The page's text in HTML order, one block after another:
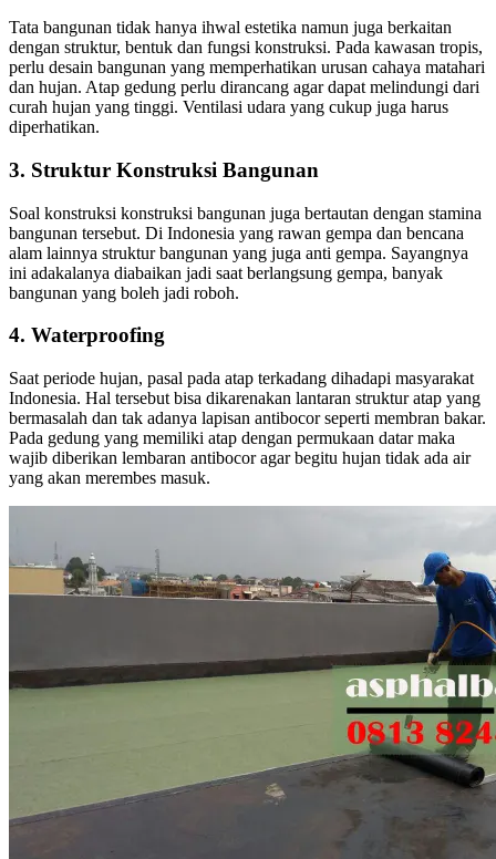
Tata bangunan tidak hanya ihwal estetika namun juga berkaitan
dengan struktur, bentuk dan fungsi konstruksi. Pada kawasan tropis,
perlu desain bangunan yang memperhatikan urusan cahaya matahari
dan hujan. Atap gedung perlu dirancang agar dapat melindungi dari
curah hujan yang tinggi. Ventilasi udara yang cukup juga harus
diperhatikan.
3. Struktur Konstruksi Bangunan
Soal konstruksi konstruksi bangunan juga bertautan dengan stamina
bangunan tersebut. Di Indonesia yang rawan gempa dan bencana
alam lainnya struktur bangunan yang juga anti gempa. Sayangnya
ini adakalanya diabaikan jadi saat berlangsung gempa, banyak
bangunan yang boleh jadi roboh.
4. Waterproofing
Saat periode hujan, pasal pada atap terkadang dihadapi masyarakat
Indonesia. Hal tersebut bisa dikarenakan lantaran struktur atap yang
bermasalah dan tak adanya lapisan antibocor seperti membran bakar.
Pada gedung yang memiliki atap dengan permukaan datar maka
wajib diberikan lembaran antibocor agar begitu hujan tidak ada air
yang akan merembes masuk.